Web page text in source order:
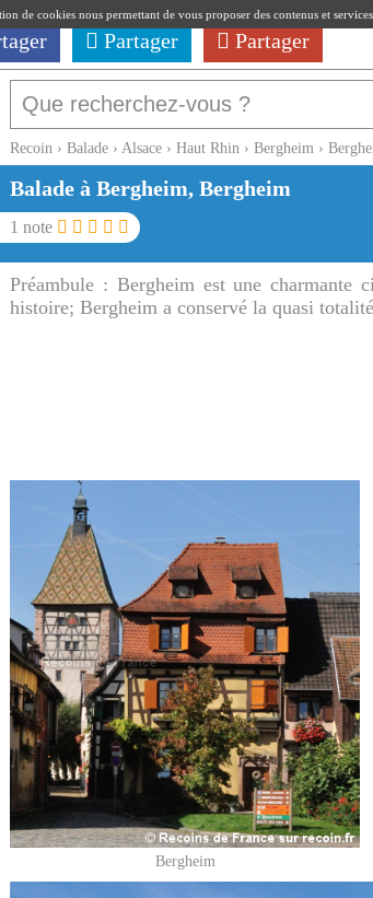
Partager Partager
Recoin › Balade › Alsace › Haut Rhin › Bergheim ›
Balade à Bergheim, Bergheim
1 note
Préambule : Bergheim est une charmante
histoire; Bergheim a conservé la quasi
Bergheim
de cookies nous permettant de vous proposer des contenus et